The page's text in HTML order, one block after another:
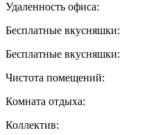
Удаленность офиса:
Бесплатные вкусняшки:
Бесплатные вкусняшки:
Чистота помещений:
Комната отдыха:
Коллектив: